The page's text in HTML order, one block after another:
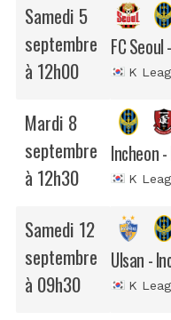
Samedi 5
septembre
à 12h00
FC Seoul
K
Mardi 8
septembre
à 12h30
Incheon
K
Samedi 12
septembre
à 09h30
Ulsan -
K